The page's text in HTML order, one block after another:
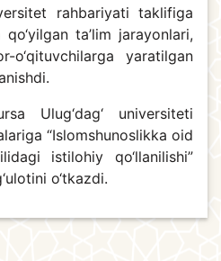
rahbariyati taklifiga
ta’lim jarayonlari,
o‘qituvchilarga yaratilgan
Ulug‘dag‘ universiteti
“Islomshunoslikka oid
istilohiy qo‘llanilishi”
o‘tkazdi.